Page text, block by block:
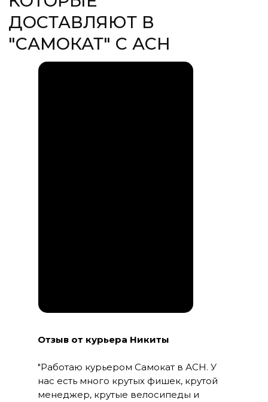
Отзыв от курьера Никиты
"Работаю курьером Самокат в АСН. У
нас есть много крутых фишек, крутой
менеджер, крутые велосипеды и